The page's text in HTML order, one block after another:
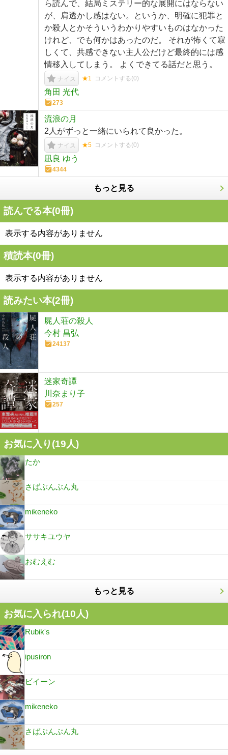
ら読んで、結局ミステリー的な展開にはならない
が、肩透かし感はない。というか、明確に犯罪と
か殺人とかそういうわかりやすいものはなかった
けれど、でも何かはあったのだ。 それが怖くて寂
しくて、共感できない主人公だけど最終的には感
情移入してしまう。 よくできてる話だと思う。
ナイス ★1 コメントする(0)
角田 光代
273
流浪の月
2人がずっと一緒にいられて良かった。
ナイス ★5 コメントする(0)
凪良 ゆう
4344
もっと見る
読んでる本(0冊)
表示する内容がありません
積読本(0冊)
表示する内容がありません
読みたい本(2冊)
屍人荘の殺人
今村 昌弘
24137
迷家奇譚
川奈まり子
257
お気に入り(19人)
たか
さばぶんぶん丸
mikeneko
ササキユウヤ
おむえむ
もっと見る
お気に入られ(10人)
Rubik's
ipusiron
ビイーン
mikeneko
さばぶんぶん丸